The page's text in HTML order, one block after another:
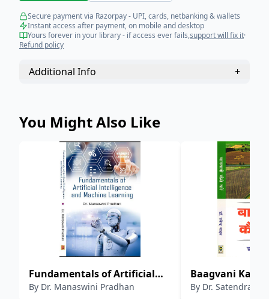
Secure payment via Razorpay - UPI, cards, netbanking & wallets
Instant access after payment, on mobile and desktop
Yours forever in your library - if access ever fails,support will fix it·
Refund policy
Additional Info +
You Might Also Like
Fundamentals of Artificial
Intelligence and Machine
By Dr. Manaswini Pradhan
Baagvani Kaise
By Dr. Satendra